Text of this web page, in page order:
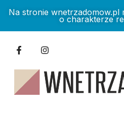
Na stronie wnetrzadomow.pl
o charakterze